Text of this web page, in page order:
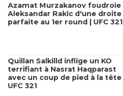
Azamat Murzakanov foudroie
Aleksandar Rakic d'une droite
parfaite au 1er round | UFC 321
Quillan Salkilld inflige un KO
terrifiant à Nasrat Haqparast
avec un coup de pied à la tête |
UFC 321